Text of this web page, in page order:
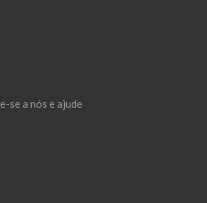
se a nós e ajude